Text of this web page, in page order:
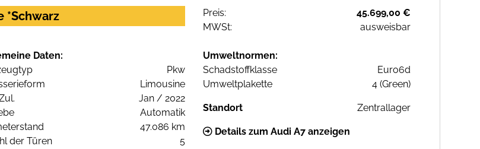
*Schwarz Preis:
45.699,00 €
MWSt:
ausweisbar
Daten:
Pkw
Limousine
Jan / 2022
Automatik
47.086 km
der Türen
5
Umweltnormen:
Schadstoffklasse
Euro6d
Umweltplakette
4 (Green)
Standort Zentrallager
Details zum Audi A7 anzeigen